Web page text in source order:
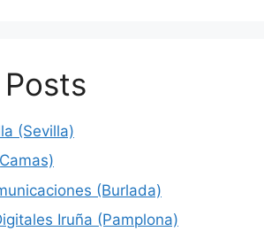
(Sevilla)
(Burlada)
Iruña (Pamplona)